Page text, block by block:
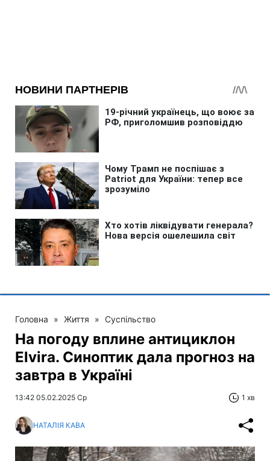
Головна » Життя » Суспільство
На погоду вплине антициклон
Elvira. Синоптик дала прогноз на
завтра в Україні
13:42 05.02.2025 Ср 1 хв
НАТАЛІЯ КАВА